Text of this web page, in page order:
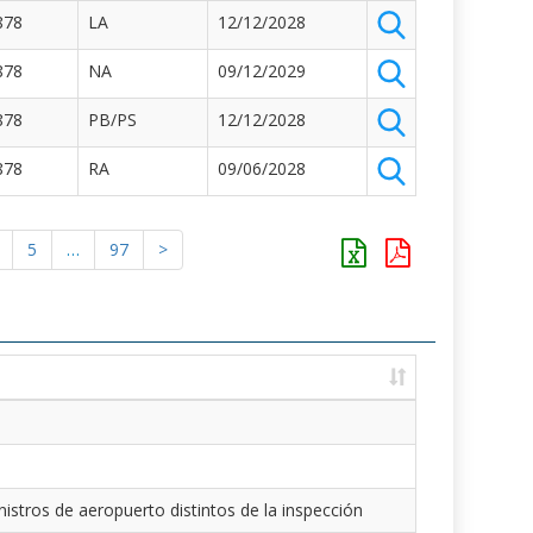
LA 12/12/2028
NA 09/12/2029
PB/PS 12/12/2028
RA 09/06/2028
5 … 97 >
de aeropuerto distintos de la inspección